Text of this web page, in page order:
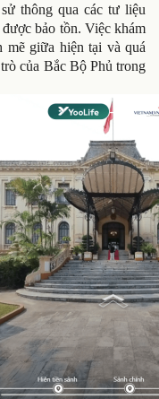
thông qua các tư liệu
bảo tồn. Việc khám
mẽ giữa hiện tại và quá
của Bắc Bộ Phủ trong